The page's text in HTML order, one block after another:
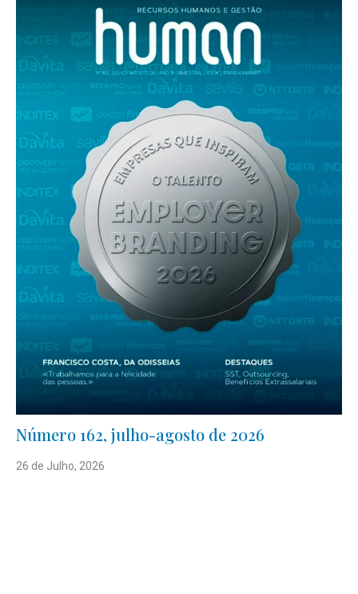
Número 162, julho-agosto de 2026
26 de Julho, 2026